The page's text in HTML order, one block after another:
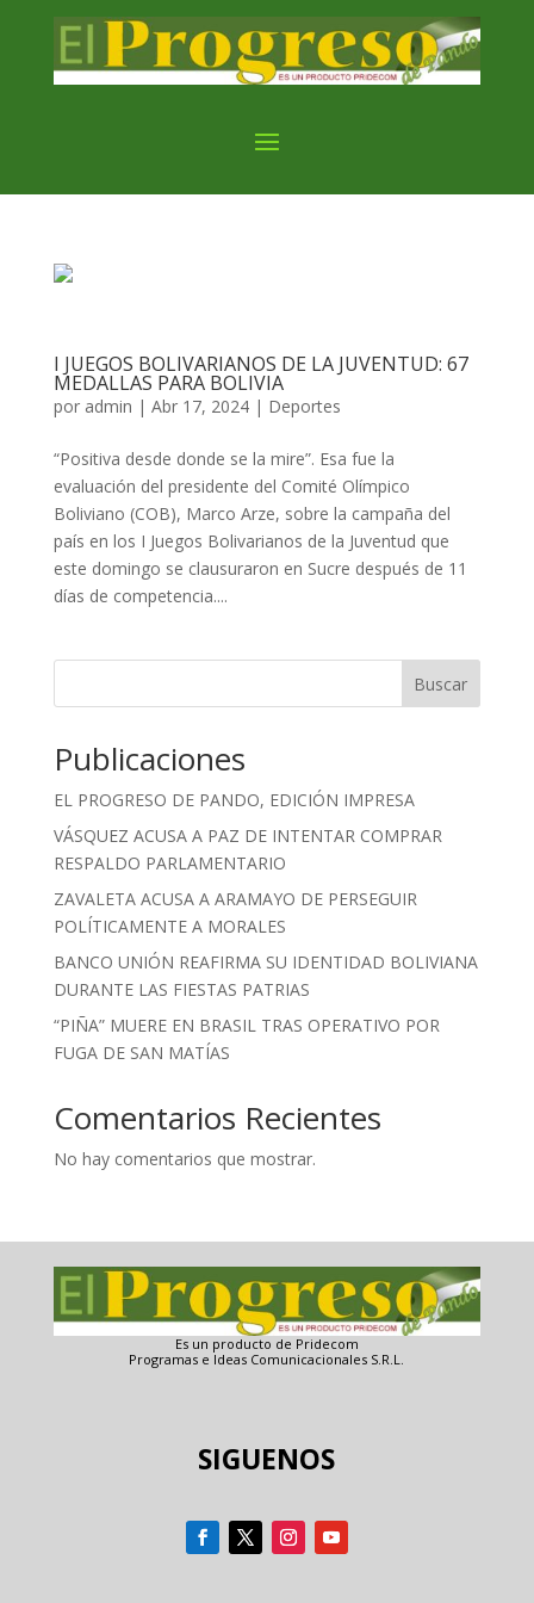
I JUEGOS BOLIVARIANOS DE LA JUVENTUD: 67
MEDALLAS PARA BOLIVIA
por admin | Abr 17, 2024| Deportes
“Positiva desde donde se la mire”. Esa fue la
evaluación del presidente del Comité Olímpico
Boliviano (COB), Marco Arze, sobre la campaña del
país en los I Juegos Bolivarianos de la Juventud que
este domingo se clausuraron en Sucre después de 11
días de competencia....
Buscar
Publicaciones
EL PROGRESO DE PANDO, EDICIÓN IMPRESA
VÁSQUEZ ACUSA A PAZ DE INTENTAR COMPRAR
RESPALDO PARLAMENTARIO
ZAVALETA ACUSA A ARAMAYO DE PERSEGUIR
POLÍTICAMENTE A MORALES
BANCO UNIÓN REAFIRMA SU IDENTIDAD BOLIVIANA
DURANTE LAS FIESTAS PATRIAS
“PIÑA” MUERE EN BRASIL TRAS OPERATIVO POR
FUGA DE SAN MATÍAS
Comentarios Recientes
No hay comentarios que mostrar.
Es un producto de Pridecom
Programas e Ideas Comunicacionales S.R.L.
SIGUENOS